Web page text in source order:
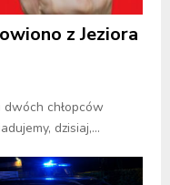
z Jeziora
chłopców
dzisiaj,...